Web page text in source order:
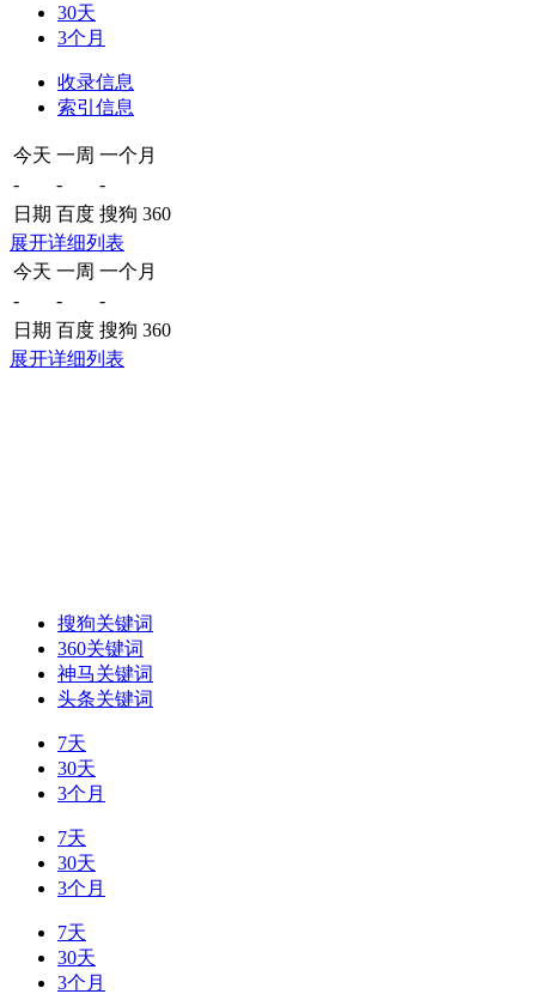
30天
3个月
收录信息
索引信息
今天 一周 一个月
-
-
-
日期 百度 搜狗 360
展开详细列表
今天 一周 一个月
-
-
-
日期 百度 搜狗 360
展开详细列表
搜狗关键词
360关键词
神马关键词
头条关键词
7天
30天
3个月
7天
30天
3个月
7天
30天
3个月